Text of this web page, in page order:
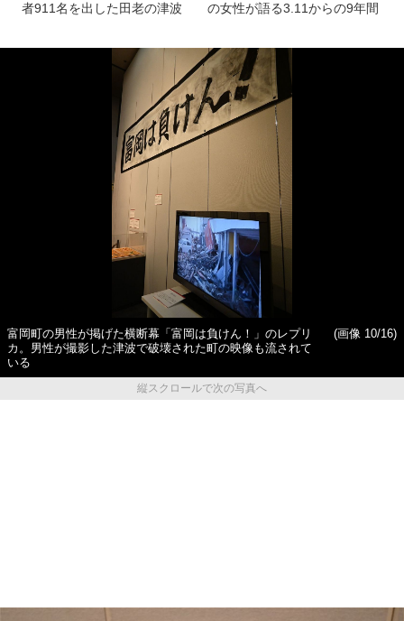
者911名を出した田老の津波
の女性が語る3.11からの9年間
富岡町の男性が掲げた横断幕「富岡は負けん！」のレプリ
カ。男性が撮影した津波で破壊された町の映像も流されて
いる
(画像 10/16)
縦スクロールで次の写真へ